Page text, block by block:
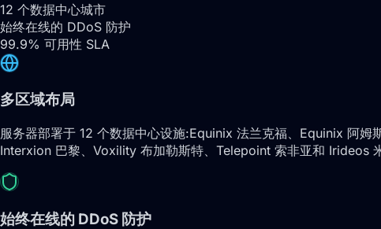
12 个数据中心城市
始终在线的 DDoS 防护
99.9% 可用性 SLA
多区域布局
服务器部署于 12 个数据中心设施:Equinix 法兰克福、Equinix 阿
Interxion 巴黎、Voxility 布加勒斯特、Telepoint 索非亚和 Irideos 米
始终在线的 DDoS 防护